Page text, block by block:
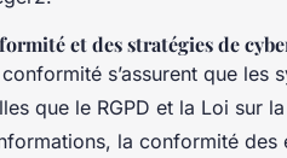
et des stratégies de
s’assurent que les
que le RGPD et la Loi sur
la conformité